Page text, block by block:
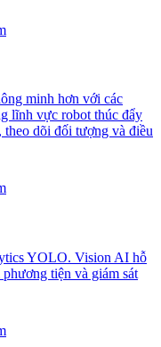
minh hơn với các
lĩnh vực robot thúc đẩy
dõi đối tượng và điều
YOLO. Vision AI hỗ
tiện và giám sát